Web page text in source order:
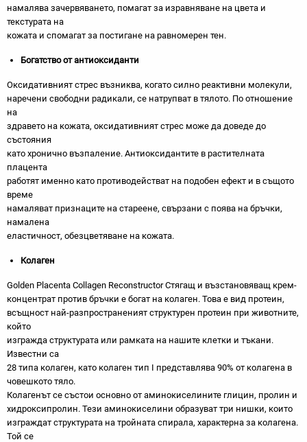
намалява зачервяването, помагат за изравняване на цвета и
текстурата на
кожата и спомагат за постигане на равномерен тен.
Богатство от антиоксиданти
Оксидативният стрес възниква, когато силно реактивни молекули,
наречени свободни радикали, се натрупват в тялото. По отношение
на
здравето на кожата, оксидативният стрес може да доведе до
състояния
като хронично възпаление. Антиоксидантите в растителната
плацента
работят именно като противодействат на подобен ефект и в същото
време
намаляват признаците на стареене, свързани с поява на бръчки,
намалена
еластичност, обезцветяване на кожата.
Колаген
Golden Placenta Collagen Reconstructor Стягащ и възстановяващ крем-
концентрат против бръчки е богат на колаген. Това е вид протеин,
всъщност най-разпространеният структурен протеин при животните,
който
изгражда структурата или рамката на нашите клетки и тъкани.
Известни са
28 типа колаген, като колаген тип I представлява 90% от колагена в
човешкото тяло.
Колагенът се състои основно от аминокиселините глицин, пролин и
хидроксипролин. Тези аминокиселини образуват три нишки, които
изграждат структурата на тройната спирала, характерна за колагена.
Той се